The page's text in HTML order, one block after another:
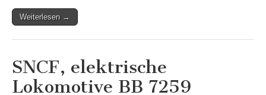
Weiterlesen →
SNCF, elektrische
Lokomotive BB 7259